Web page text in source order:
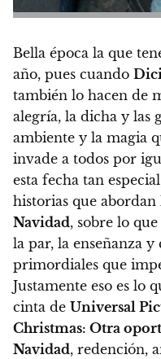
Bella época la que
año, pues cuando
también lo hacen de
alegría, la dicha y las
ambiente y la magia
invade a todos por
esta fecha tan
historias que
Navidad, sobre lo
la par, la enseñanza
primordiales que
Justamente eso es lo
cinta de Universal
Christmas: Otra
Navidad, redención,